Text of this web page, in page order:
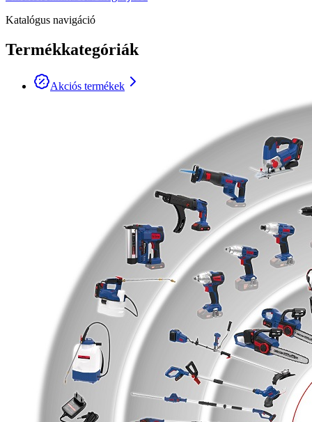
Katalógus navigáció
Termékkategóriák
Akciós termékek